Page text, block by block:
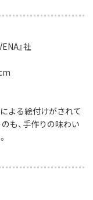
』社
よる絵付けがされて
も、手作りの味わい